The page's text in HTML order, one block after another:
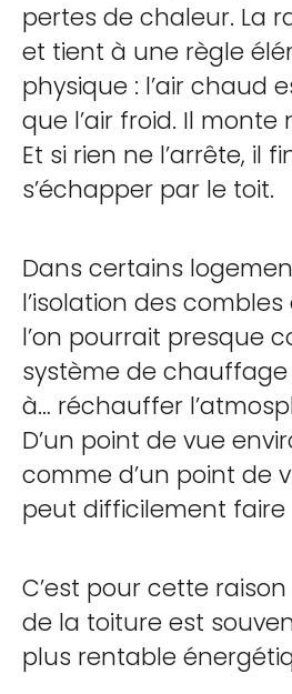
pertes de chaleur. La
et tient à une règle
physique : l’air chaud
que l’air froid. Il
Et si rien ne l’arrête, il
s’échapper par le toit.
Dans certains
l’isolation des
l’on pourrait presque
système de
à… réchauffer
D’un point de vue
comme d’un point de
peut difficilement
C’est pour cette raison
de la toiture est
plus rentable